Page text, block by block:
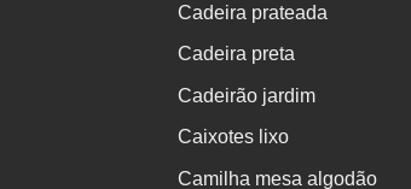
Cadeira prateada
Cadeira preta
Cadeirão jardim
Caixotes lixo
Camilha mesa algodão